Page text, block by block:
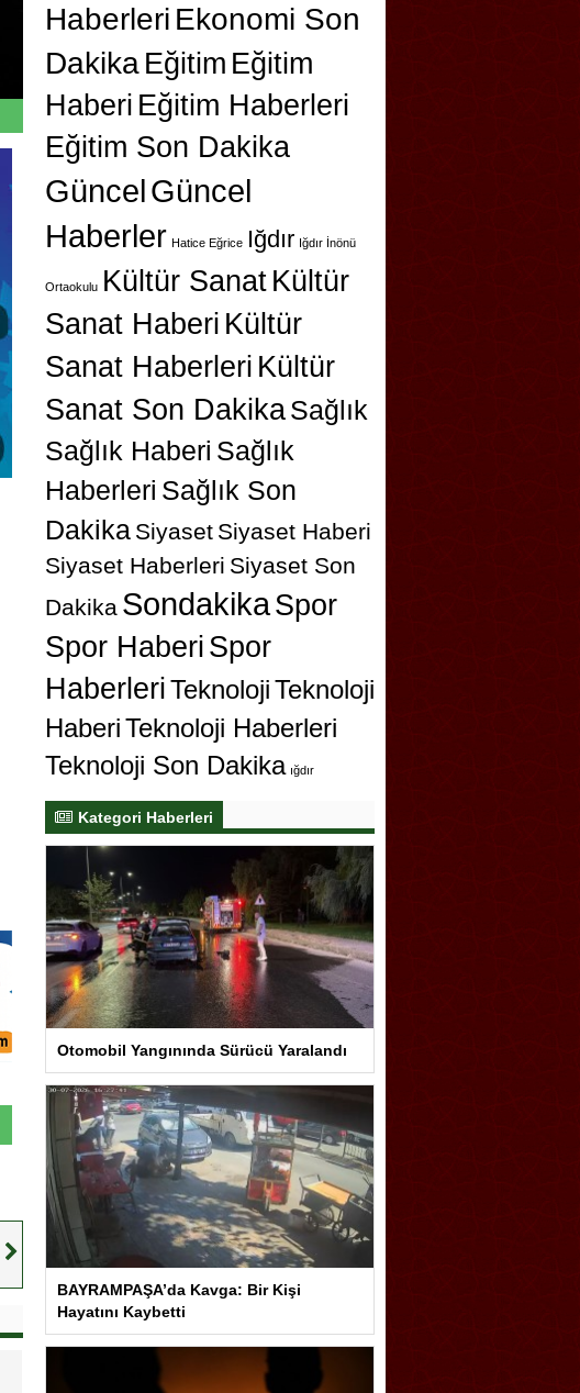
Haberleri Ekonomi Son
Dakika Eğitim Eğitim
Haberi Eğitim Haberleri
Eğitim Son Dakika
GüncelGüncel
Haberler Hatice Eğrice Iğdır Iğdır İnönü
Ortaokulu Kültür SanatKültür
Sanat Haberi Kültür
Sanat Haberleri Kültür
Sanat Son DakikaSağlık
Sağlık Haberi Sağlık
Haberleri Sağlık Son
Dakika Siyaset Siyaset Haberi
Siyaset Haberleri Siyaset Son
Dakika SondakikaSpor
Spor Haberi Spor
HaberleriTeknolojiTeknoloji
HaberiTeknoloji Haberleri
Teknoloji Son Dakika ığdır
Kategori Haberleri
Otomobil Yangınında Sürücü Yaralandı
BAYRAMPAŞA’da Kavga: Bir Kişi
Hayatını Kaybetti